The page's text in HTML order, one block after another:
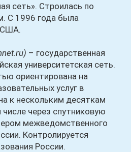
сеть». Строилась по
С 1996 года была
США.
– государственная
университетская сеть.
ориентирована на
услуг в
к нескольким десяткам
через спутниковую
межведомственного
Контролируется
России.